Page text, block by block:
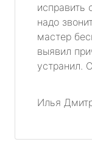
исправить
надо
мастер
выявил
устранил.
Илья